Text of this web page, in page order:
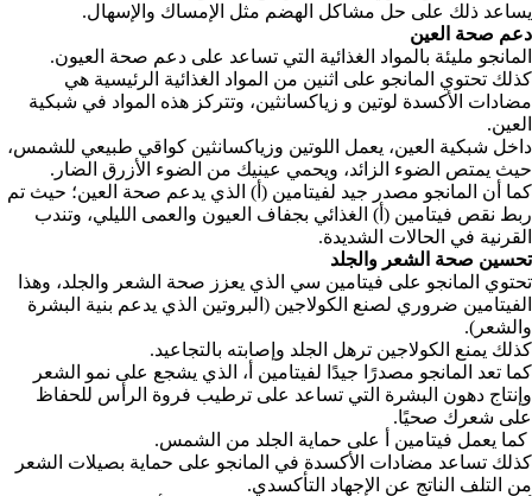
يساعد ذلك على حل مشاكل الهضم مثل الإمساك والإسهال.
دعم صحة العين
المانجو مليئة بالمواد الغذائية التي تساعد على دعم صحة العيون.
كذلك تحتوي المانجو على اثنين من المواد الغذائية الرئيسية هي
مضادات الأكسدة لوتين و زياكسانثين، وتتركز هذه المواد في شبكية
العين.
داخل شبكية العين، يعمل اللوتين وزياكسانثين كواقي طبيعي للشمس،
حيث يمتص الضوء الزائد، ويحمي عينيك من الضوء الأزرق الضار.
كما أن المانجو مصدر جيد لفيتامين (أ) الذي يدعم صحة العين؛ حيث تم
ربط نقص فيتامين (أ) الغذائي بجفاف العيون والعمى الليلي، وتندب
القرنية في الحالات الشديدة.
تحسين صحة الشعر والجلد
تحتوي المانجو على فيتامين سي الذي يعزز صحة الشعر والجلد، وهذا
الفيتامين ضروري لصنع الكولاجين (البروتين الذي يدعم بنية البشرة
والشعر).
كذلك يمنع الكولاجين ترهل الجلد وإصابته بالتجاعيد.
كما تعد المانجو مصدرًا جيدًا لفيتامين أ، الذي يشجع على نمو الشعر
وإنتاج دهون البشرة التي تساعد على ترطيب فروة الرأس للحفاظ
على شعرك صحيًا.
كما يعمل فيتامين أ على حماية الجلد من الشمس.
كذلك تساعد مضادات الأكسدة في المانجو على حماية بصيلات الشعر
من التلف الناتج عن الإجهاد التأكسدي.